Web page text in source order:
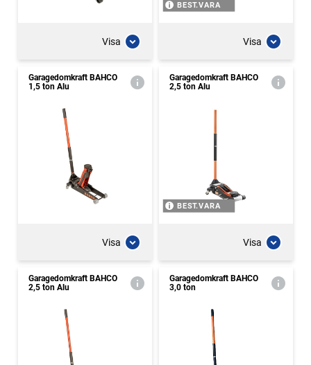
Visa
BEST.VARA
Visa
Garagedomkraft BAHCO
1,5 ton Alu
Visa
Garagedomkraft BAHCO
2,5 ton Alu
BEST.VARA
Visa
Garagedomkraft BAHCO
2,5 ton Alu
Garagedomkraft BAHCO
3,0 ton